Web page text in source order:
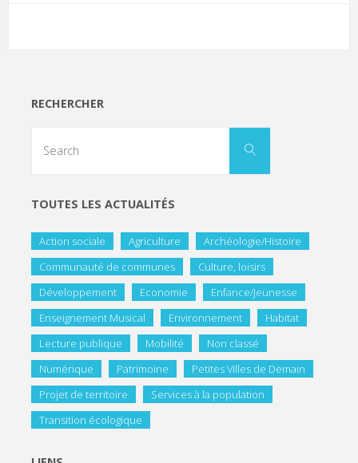
RECHERCHER
TOUTES LES ACTUALITÉS
Action sociale Agriculture
Archéologie/Histoire
Communauté de communes
Culture, loisirs
Développement
Economie
Enfance/Jeunesse
Enseignement Musical
Environnement
Habitat
Lecture publique
Mobilité
Non classé
Numérique
Patrimoine
Petites Villes de Demain
Projet de territoire
Services à la population
Transition écologique